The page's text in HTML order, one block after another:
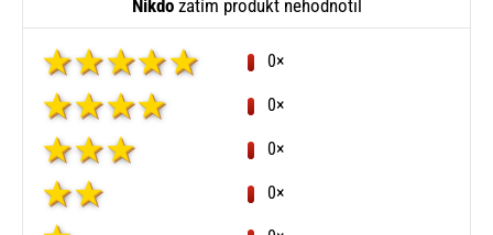
Nikdozatím produkt nehodnotil
0×
0×
0×
0×